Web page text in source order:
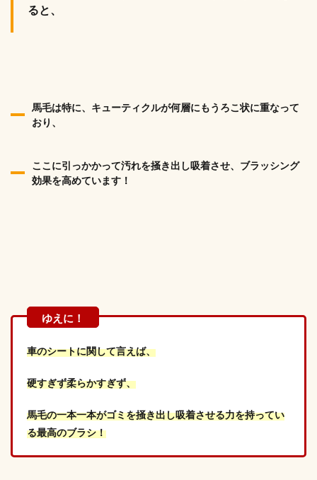
ると、
馬毛は特に、キューティクルが何層にもうろこ状に重なって
おり、
ここに引っかかって汚れを掻き出し吸着させ、ブラッシング
効果を高めています！
車のシートに関して言えば、
硬すぎず柔らかすぎず、
馬毛の一本一本がゴミを掻き出し吸着させる力を持ってい
る最高のブラシ！